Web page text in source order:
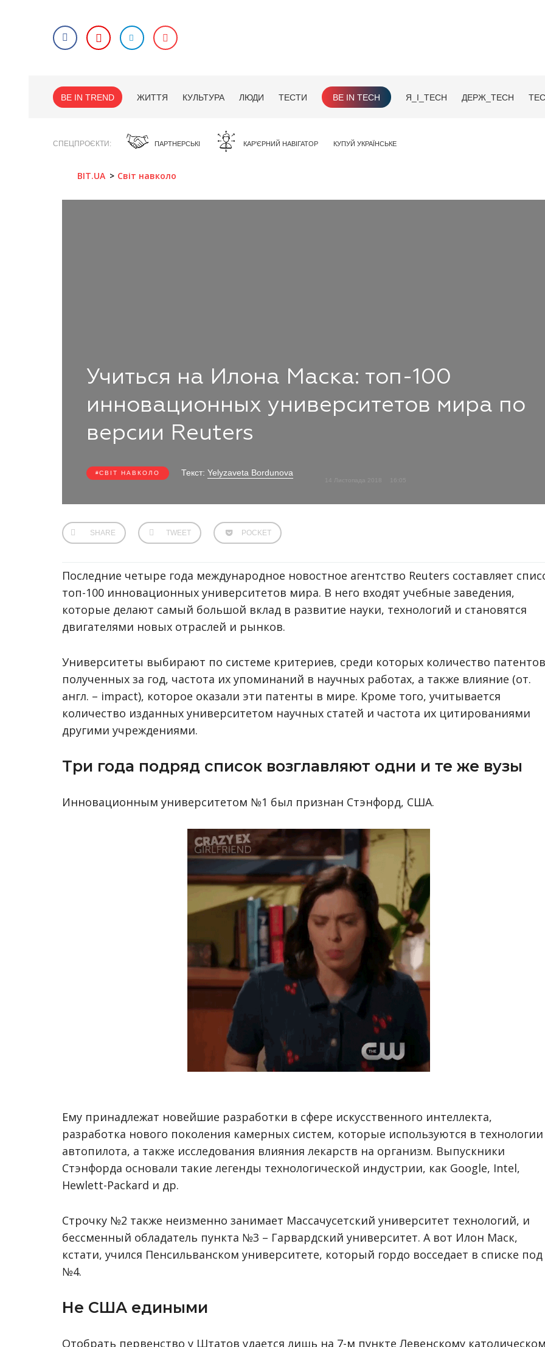
BE IN TREND ЖИТТЯ КУЛЬТУРА ЛЮДИ ТЕСТИ BE IN TECH Я_І_TECH ДЕРЖ_TECH
СПЕЦПРОЄКТИ ПАРТНЕРСЬКІ КАР'ЄРНИЙ НАВІГАТОР КУПУЙ УКРАЇНСЬКЕ
BIT.UA Світ навколо
Учиться на Илона Маска: топ-100
инновационных университетов мира по
версии Reuters
СВІТ НАВКОЛО Текст: Yelyzaveta Bordunova
14 Листопада 2018
SHARE TWEET POCKET
Последние четыре года международное новостное агентство Reuters составляет
топ-100 инновационных университетов мира. В него входят учебные заведения,
которые делают самый большой вклад в развитие науки, технологий и становятся
двигателями новых отраслей и рынков.
Университеты выбирают по системе критериев, среди которых количество
полученных за год, частота их упоминаний в научных работах, а также влияние (от.
англ. – impact), которое оказали эти патенты в мире. Кроме того, учитывается
количество изданных университетом научных статей и частота их цитированиями
другими учреждениями.
Три года подряд список возглавляют одни и те же вузы
Инновационным университетом №1 был признан Стэнфорд, США.
Ему принадлежат новейшие разработки в сфере искусственного интеллекта,
разработка нового поколения камерных систем, которые используются в технологии
автопилота, а также исследования влияния лекарств на организм. Выпускники
Стэнфорда основали такие легенды технологической индустрии, как Google, Intel,
Hewlett-Packard и др.
Строчку №2 также неизменно занимает Массачусетский университет технологий, и
бессменный обладатель пункта №3 – Гарвардский университет. А вот Илон Маск,
кстати, учился Пенсильванском университете, который гордо восседает в списке под
№4.
Не США едиными
Отобрать первенство у Штатов удается лишь на 7-м пункте Левенскому